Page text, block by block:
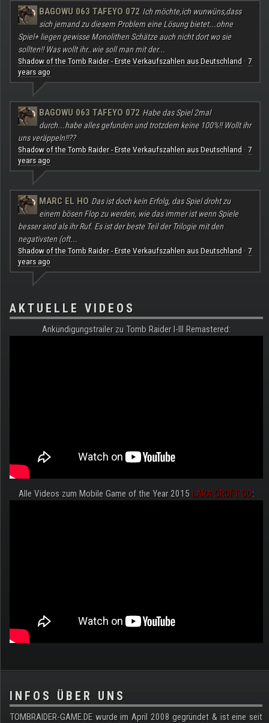
BAGOWU 063 TAFEYO 072 Ich möchte,ich wunwüns,dass
sich jemand zu diesem Problem eine Lösung bietet...ohne
Spiel+ liegen gewisse Monolithen Schätze auch nicht dort wo sie
sollten!! Was wollt ihr..wie soll man mit der...
Shadow of the Tomb Raider - Erste Verkaufszahlen aus Deutschland · 7
years ago
BAGOWU 063 TAFEYO 072 Habe das Spiel 2mal
durch...habe alles gefunden und trotzdem keine 100%!! Wollt ihr
uns veräppeln!!??
Shadow of the Tomb Raider - Erste Verkaufszahlen aus Deutschland · 7
years ago
MARC EL HO Das ist doch kein Erfolg, das Spiel droht zu
einem bösen Flop zu werden, wie das immer ist wenn Spiele
besser sind als ihr Ruf. Es ist der beste Teil der Trilogie mit den
negativsten (oft...
Shadow of the Tomb Raider - Erste Verkaufszahlen aus Deutschland · 7
years ago
AKTUELLE VIDEOS
Ankündigungstrailer zu Tomb Raider I-III Remastered:
Alle Videos zum Mobile Game of the Year 2015 LARA CROFT GO:
.
INFOS ÜBER UNS
TOMBRAIDER-GAME.DE wurde im April 2008 gegründet & ist eine seit